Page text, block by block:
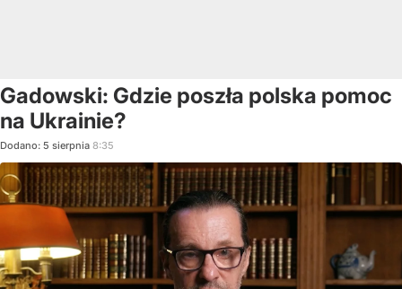
Gadowski: Gdzie poszła polska pomoc
na Ukrainie?
Dodano: 5 sierpnia 8:35